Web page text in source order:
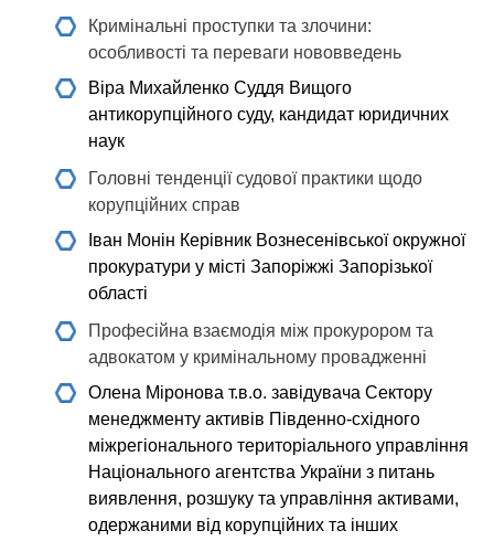
Кримінальні проступки та злочини:
особливості та переваги нововведень
Віра Михайленко Суддя Вищого
антикорупційного суду, кандидат юридичних
наук
Головні тенденції судової практики щодо
корупційних справ
Іван Монін Керівник Вознесенівської окружної
прокуратури у місті Запоріжжі Запорізької
області
Професійна взаємодія між прокурором та
адвокатом у кримінальному провадженні
Олена Міронова т.в.о. завідувача Сектору
менеджменту активів Південно-східного
міжрегіонального територіального управління
Національного агентства України з питань
виявлення, розшуку та управління активами,
одержаними від корупційних та інших